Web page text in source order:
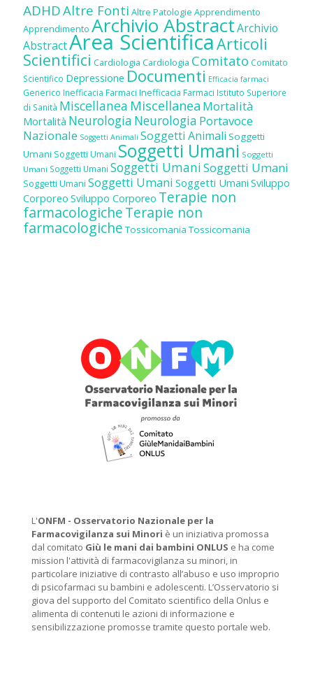
ADHDAltre Fonti Altre Patologie Apprendimento
Apprendimento Archivio AbstractArchivio
AbstractArea ScientificaArticoli
Scientifici Cardiologia Cardiologia Comitato Comitato
Scientifico Depressione Documenti Efficacia farmaci
Generico Inefficacia Farmaci Inefficacia Farmaci Istituto Superiore
di Sanità Miscellanea Miscellanea Mortalità
Mortalità Neurologia Neurologia Portavoce
Nazionale Soggetti Animali Soggetti Animali Soggetti
Umani Soggetti Umani Soggetti Umani Soggetti
Umani Soggetti Umani Soggetti UmaniSoggetti Umani
Soggetti Umani Soggetti Umani Soggetti Umani Sviluppo
Corporeo Sviluppo Corporeo Terapie non
farmacologicheTerapie non
farmacologiche Tossicomania Tossicomania
L'ONFM - Osservatorio Nazionale per la
Farmacovigilanza sui Minori è un iniziativa promossa
dal comitato Giù le mani dai bambini ONLUS e ha come
mission l'attività di farmacovigilanza su minori, in
particolare iniziative di contrasto all’abuso e uso improprio
di psicofarmaci su bambini e adolescenti. L’Osservatorio si
giova del supporto del Comitato scientifico della Onlus e
alimenta di contenuti le azioni di informazione e
sensibilizzazione promosse tramite questo portale web.